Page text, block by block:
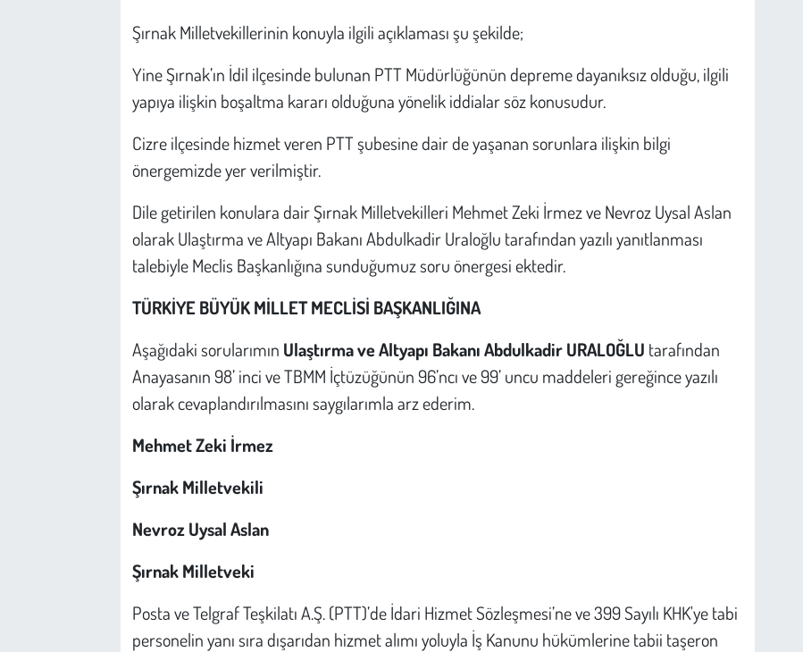
Şırnak Milletvekillerinin konuyla ilgili açıklaması şu şekilde;
Yine Şırnak’ın İdil ilçesinde bulunan PTT Müdürlüğünün depreme dayanıksız olduğu, ilgili
yapıya ilişkin boşaltma kararı olduğuna yönelik iddialar söz konusudur.
Cizre ilçesinde hizmet veren PTT şubesine dair de yaşanan sorunlara ilişkin bilgi
önergemizde yer verilmiştir.
Dile getirilen konulara dair Şırnak Milletvekilleri Mehmet Zeki İrmez ve Nevroz Uysal Aslan
olarak Ulaştırma ve Altyapı Bakanı Abdulkadir Uraloğlu tarafından yazılı yanıtlanması
talebiyle Meclis Başkanlığına sunduğumuz soru önergesi ektedir.
TÜRKİYE BÜYÜK MİLLET MECLİSİ BAŞKANLIĞINA
Aşağıdaki sorularımın Ulaştırma ve Altyapı Bakanı Abdulkadir URALOĞLU tarafından
Anayasanın 98’ inci ve TBMM İçtüzüğünün 96’ncı ve 99’ uncu maddeleri gereğince yazılı
olarak cevaplandırılmasını saygılarımla arz ederim.
Mehmet Zeki İrmez
Şırnak Milletvekili
Nevroz Uysal Aslan
Şırnak Milletveki
Posta ve Telgraf Teşkilatı A.Ş. (PTT)’de İdari Hizmet Sözleşmesi’ne ve 399 Sayılı KHK'ye tabi
personelin yanı sıra dışarıdan hizmet alımı yoluyla İş Kanunu hükümlerine tabii taşeron